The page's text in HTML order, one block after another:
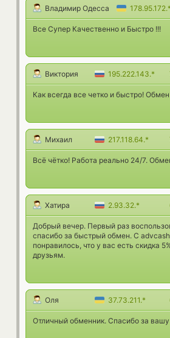
Владимир Одесса 178.95.172.*
Все Супер Качественно и Быстро !!!
Виктория 195.222.143.*
Как всегда все четко и быстро!
Михаил 217.118.64.*
Всё чётко! Работа реально 24/7.
Хатира 2.93.32.*
Добрый вечер. Первый раз
спасибо за быстрый обмен. С
понравилось, что у вас есть скидка
друзьям.
Оля 37.73.211.*
Отличный обменник. Спасибо за вашу